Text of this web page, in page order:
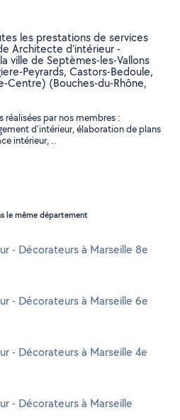
les prestations de services
Architecte d'intérieur -
ville de Septèmes-les-Vallons
Peyrards, Castors-Bedoule,
Centre) (Bouches-du-Rhône,
par nos membres :
d'intérieur, élaboration de plans
intérieur, ..
le même département
- Décorateurs à Marseille 8e
- Décorateurs à Marseille 6e
- Décorateurs à Marseille 4e
- Décorateurs à Marseille